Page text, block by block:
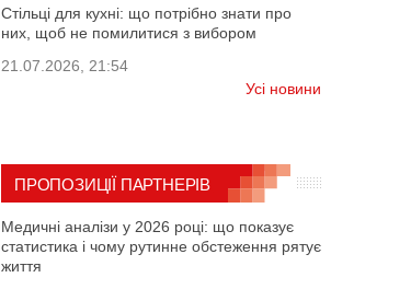
Стільці для кухні: що потрібно знати про
них, щоб не помилитися з вибором
21.07.2026, 21:54
Усі новини
ПРОПОЗИЦІЇ ПАРТНЕРІВ
Медичні аналізи у 2026 році: що показує
статистика і чому рутинне обстеження рятує
життя